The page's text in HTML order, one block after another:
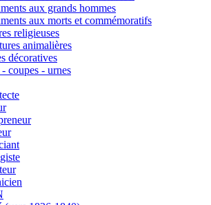
aux grands hommes
aux morts et commémoratifs
religieuses
animalières
décoratives
- coupes - urnes